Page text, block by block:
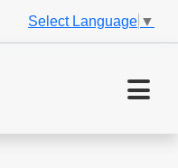
Select Language ▼